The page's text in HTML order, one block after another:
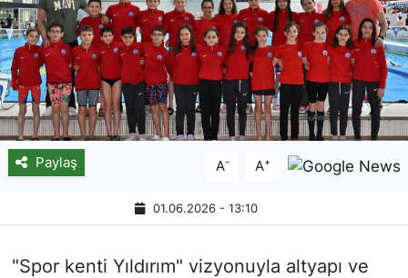
Paylaş A- A+
01.06.2026 - 13:10
"Spor kenti Yıldırım" vizyonuyla altyapı ve